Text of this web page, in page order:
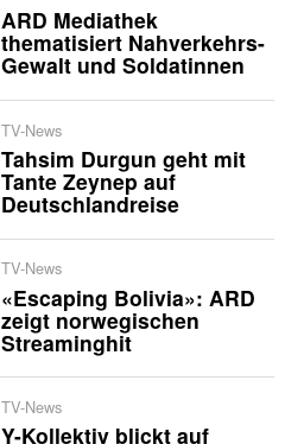
ARD Mediathek
thematisiert Nahverkehrs-
Gewalt und Soldatinnen
TV-News
Tahsim Durgun geht mit
Tante Zeynep auf
Deutschlandreise
TV-News
«Escaping Bolivia»: ARD
zeigt norwegischen
Streaminghit
TV-News
Y-Kollektiv blickt auf